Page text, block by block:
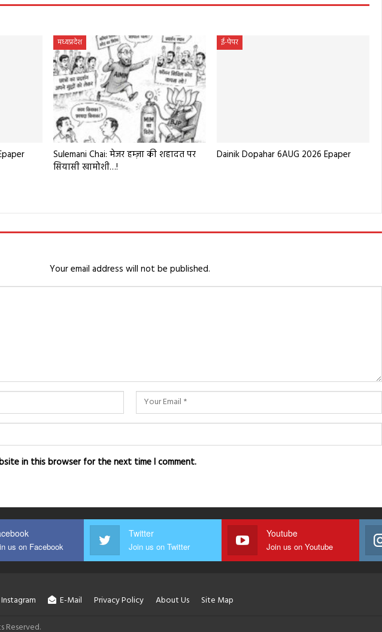
मध्यप्रदेश
Sulemani Chai: मेजर हम्ज़ा की शहादत पर
सियासी खामोशी…!
ई-पेपर
Dainik Dopahar 6AUG 2026 Epaper
Your email address will not be published.
in this browser for the next time I comment.
us on Facebook
Twitter
Join us on Twitter
Youtube
Join us on Youtube
Instagram E-Mail Privacy Policy About Us
Site Map
Reserved.